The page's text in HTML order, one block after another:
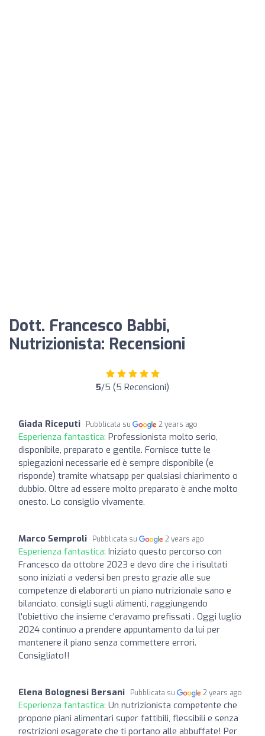
Dott. Francesco Babbi,
Nutrizionista: Recensioni
5/5 (5 Recensioni)
Giada Riceputi Pubblicata su 2 years ago
Esperienza fantastica: Professionista molto serio,
disponibile, preparato e gentile. Fornisce tutte le
spiegazioni necessarie ed è sempre disponibile (e
risponde) tramite whatsapp per qualsiasi chiarimento o
dubbio. Oltre ad essere molto preparato è anche molto
onesto. Lo consiglio vivamente.
Marco Semproli Pubblicata su 2 years ago
Esperienza fantastica: Iniziato questo percorso con
Francesco da ottobre 2023 e devo dire che i risultati
sono iniziati a vedersi ben presto grazie alle sue
competenze di elaborarti un piano nutrizionale sano e
bilanciato, consigli sugli alimenti, raggiungendo
l'obiettivo che insieme c'eravamo prefissati . Oggi luglio
2024 continuo a prendere appuntamento da lui per
mantenere il piano senza commettere errori.
Consigliato!!
Elena Bolognesi Bersani Pubblicata su 2 years ago
Esperienza fantastica: Un nutrizionista competente che
propone piani alimentari super fattibili, flessibili e senza
restrizioni esagerate che ti portano alle abbuffate! Per